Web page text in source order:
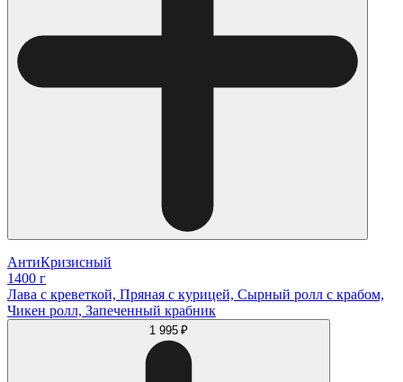
АнтиКризисный
1400 г
Лава с креветкой, Пряная с курицей, Сырный ролл с крабом,
Чикен ролл, Запеченный крабник
1 995 ₽